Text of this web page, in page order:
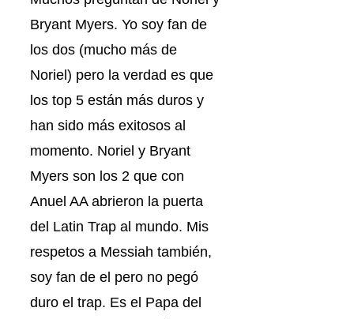
Bryant Myers. Yo soy fan de
los dos (mucho más de
Noriel) pero la verdad es que
los top 5 están más duros y
han sido más exitosos al
momento. Noriel y Bryant
Myers son los 2 que con
Anuel AA abrieron la puerta
del Latin Trap al mundo. Mis
respetos a Messiah también,
soy fan de el pero no pegó
duro el trap. Es el Papa del